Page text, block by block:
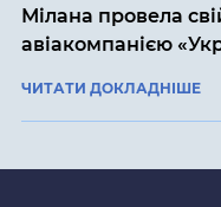
Мілана провела
авіакомпанією
ЧИТАТИ ДОКЛАДНІШЕ